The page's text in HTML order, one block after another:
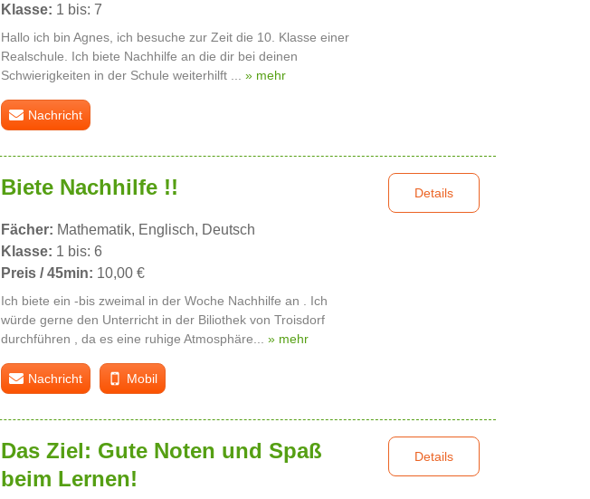
Klasse: 1 bis: 7
Hallo ich bin Agnes, ich besuche zur Zeit die 10. Klasse einer
Realschule. Ich biete Nachhilfe an die dir bei deinen
Schwierigkeiten in der Schule weiterhilft ... » mehr
Nachricht
Biete Nachhilfe !!
Fächer: Mathematik, Englisch, Deutsch
Klasse: 1 bis: 6
Preis / 45min: 10,00 €
Ich biete ein -bis zweimal in der Woche Nachhilfe an . Ich
würde gerne den Unterricht in der Biliothek von Troisdorf
durchführen , da es eine ruhige Atmosphäre... » mehr
Details
Nachricht Mobil
Das Ziel: Gute Noten und Spaß
beim Lernen!
Details